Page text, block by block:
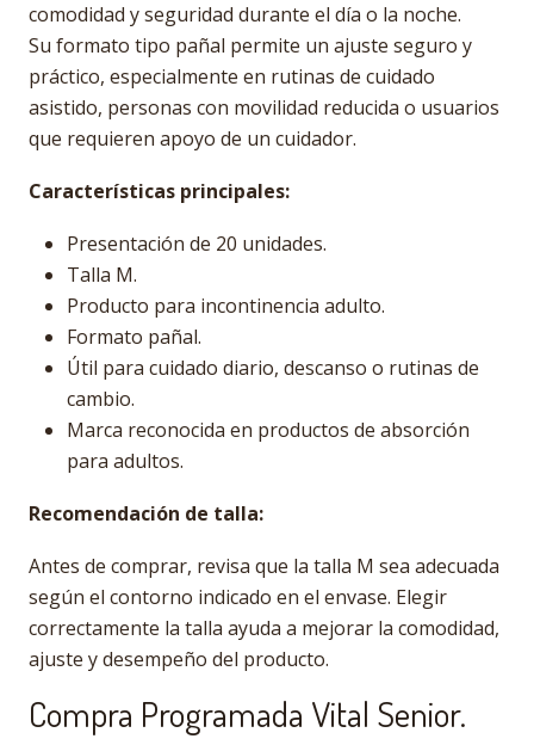
comodidad y seguridad durante el día o la noche.
Su formato tipo pañal permite un ajuste seguro y
práctico, especialmente en rutinas de cuidado
asistido, personas con movilidad reducida o usuarios
que requieren apoyo de un cuidador.
Características principales:
Presentación de 20 unidades.
Talla M.
Producto para incontinencia adulto.
Formato pañal.
Útil para cuidado diario, descanso o rutinas de
cambio.
Marca reconocida en productos de absorción
para adultos.
Recomendación de talla:
Antes de comprar, revisa que la talla M sea adecuada
según el contorno indicado en el envase. Elegir
correctamente la talla ayuda a mejorar la comodidad,
ajuste y desempeño del producto.
Compra Programada Vital Senior.